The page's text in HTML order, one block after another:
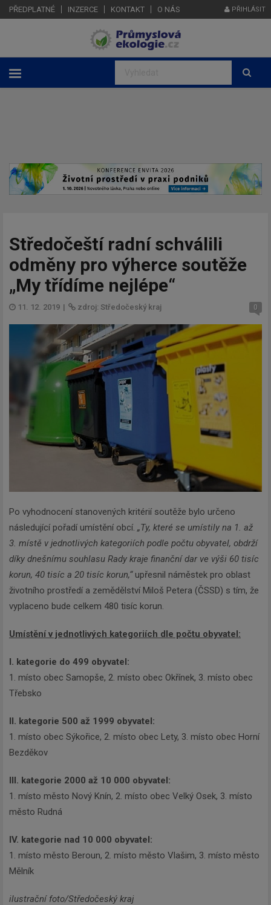
PŘEDPLATNÉ INZERCE KONTAKT O NÁS PŘIHLÁSIT
Středočeští radní schválili
odměny pro výherce soutěže
„My třídíme nejlépe“
11. 12. 2019 | zdroj: Středočeský kraj 0
Po vyhodnocení stanovených kritérií soutěže bylo určeno
následující pořadí umístění obcí. „Ty, které se umístily na 1. až
3. místě v jednotlivých kategoriích podle počtu obyvatel, obdrží
díky dnešnímu souhlasu Rady kraje finanční dar ve výši 60 tisíc
korun, 40 tisíc a 20 tisíc korun,“upřesnil náměstek pro oblast
životního prostředí a zemědělství Miloš Petera (ČSSD) s tím, že
vyplaceno bude celkem 480 tisíc korun.
Umístění v jednotlivých kategoriích dle počtu obyvatel:
I. kategorie do 499 obyvatel:
1. místo obec Samopše, 2. místo obec Okřínek, 3. místo obec
Třebsko
II. kategorie 500 až 1999 obyvatel:
1. místo obec Sýkořice, 2. místo obec Lety, 3. místo obec Horní
Bezděkov
III. kategorie 2000 až 10 000 obyvatel:
1. místo město Nový Knín, 2. místo obec Velký Osek, 3. místo
město Rudná
IV. kategorie nad 10 000 obyvatel:
1. místo město Beroun, 2. místo město Vlašim, 3. místo město
Mělník
ilustrační foto/Středočeský kraj